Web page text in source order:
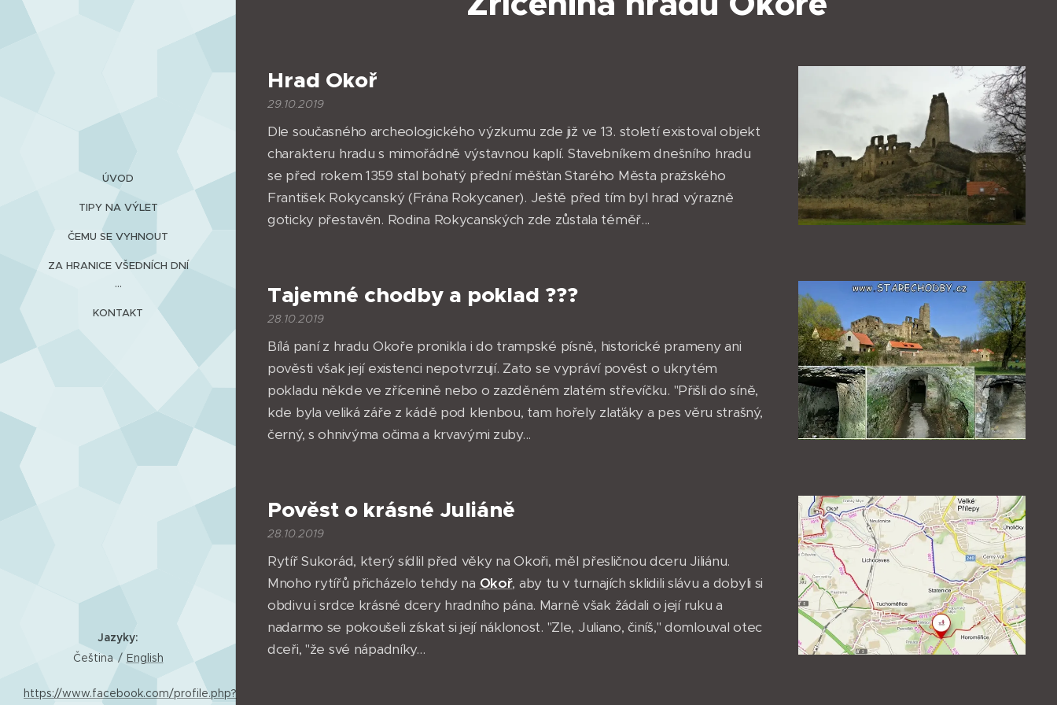
ÚVOD
TIPY NA VÝLET
ČEMU SE VYHNOUT
ZA HRANICE VŠEDNÍCH DNÍ
...
KONTAKT
Hrad Okoř
29.10.2019
Dle současného archeologického výzkumu zde již ve 13. století existoval objekt
charakteru hradu s mimořádně výstavnou kaplí. Stavebníkem dnešního hradu
se před rokem 1359 stal bohatý přední měšťan Starého Města pražského
František Rokycanský (Frána Rokycaner). Ještě před tím byl hrad výrazně
goticky přestavěn. Rodina Rokycanských zde zůstala téměř...
Tajemné chodby a poklad ???
28.10.2019
Bílá paní z hradu Okoře pronikla i do trampské písně, historické prameny ani
pověsti však její existenci nepotvrzují. Zato se vypráví pověst o ukrytém
pokladu někde ve zřícenině nebo o zazděném zlatém střevíčku. "Přišli do síně,
kde byla veliká záře z kádě pod klenbou, tam hořely zlaťáky a pes věru strašný,
černý, s ohnivýma očima a krvavými zuby...
Pověst o krásné Juliáně
28.10.2019
Rytíř Sukorád, který sídlil před věky na Okoři, měl přesličnou dceru Jiliánu.
Mnoho rytířů přicházelo tehdy na Okoř, aby tu v turnajích sklidili slávu a dobyli si
obdivu i srdce krásné dcery hradního pána. Marně však žádali o její ruku a
nadarmo se pokoušeli získat si její náklonost. "Zle, Juliano, činíš," domlouval otec
dceři, "že své nápadníky...
https://www.facebook.com/profile.php?
Jazyky
Čeština
English